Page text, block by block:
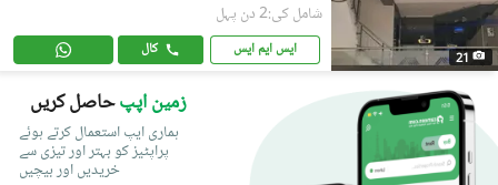
21
شامل کی:2 دن پہل
ایس ایم ایس کال
زمین اپپحاصل کریں
ہماری ایپ استعمال کرتے ہوئے
پراپٹیز کو بہتر اور تیزی سے
خریدیں اور بیچیں